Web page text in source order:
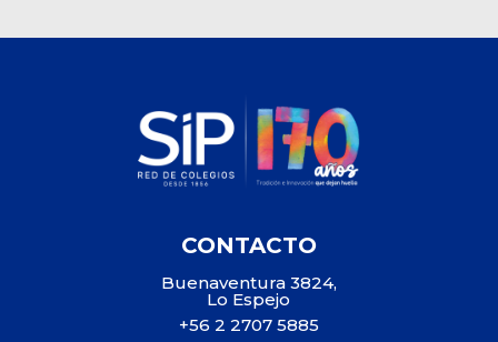
CONTACTO
Buenaventura 3824,
Lo Espejo
+56 2 2707 5885